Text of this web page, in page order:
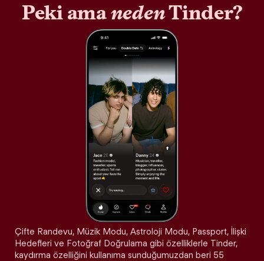
Peki amanedenTinder?
Çifte Randevu, Müzik Modu, Astroloji Modu, Passport, İlişki
Hedefleri ve Fotoğraf Doğrulama gibi özelliklerle Tinder,
kaydırma özelliğini kullanıma sunduğumuzdan beri 55